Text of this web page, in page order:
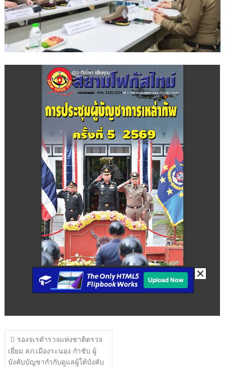
แนะแนว
เรื่อง
รองจเรตำรวจแห่งชาติตรวจ
เยี่ยม สภ.เมืองระนอง กำชับ ผู้
บังคับบัญชากำกับดูแลผู้ใต้บังคับ